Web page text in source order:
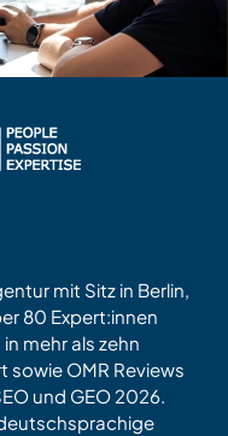
mit Sitz in Berlin,
80 Expert:innen
mehr als zehn
sowie OMR Reviews
und GEO 2026.